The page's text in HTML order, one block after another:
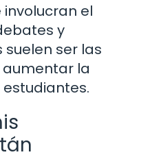
el
y
ser las
la